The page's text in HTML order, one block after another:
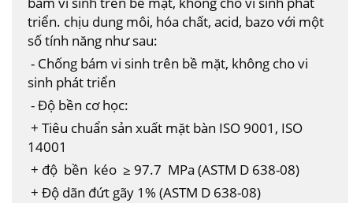
triển. chịu dung môi, hóa chất, acid, bazo với một
số tính năng như sau:
- Chống bám vi sinh trên bề mặt, không cho vi
sinh phát triển
- Độ bền cơ học:
+ Tiêu chuẩn sản xuất mặt bàn ISO 9001, ISO
14001
+ độ bền kéo ≥ 97.7 MPa (ASTM D 638-08)
+ Độ dãn đứt gãy 1% (ASTM D 638-08)